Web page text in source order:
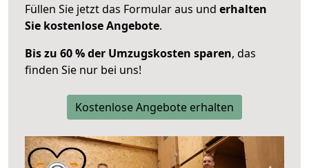
Füllen Sie jetzt das Formular aus und erhalten
Sie kostenlose Angebote.
Bis zu 60 % der Umzugskosten sparen, das
finden Sie nur bei uns!
Kostenlose Angebote erhalten